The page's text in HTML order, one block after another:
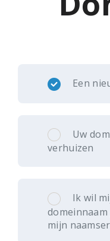
Een
Uw
verhuizen
Ik wil
mijn